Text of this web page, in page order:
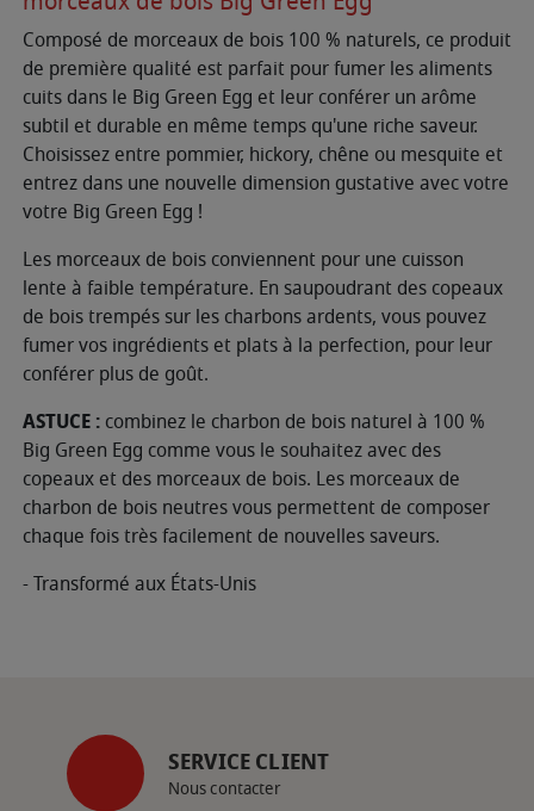
Composé de morceaux de bois 100 % naturels, ce produit
de première qualité est parfait pour fumer les aliments
cuits dans le Big Green Egg et leur conférer un arôme
subtil et durable en même temps qu'une riche saveur.
Choisissez entre pommier, hickory, chêne ou mesquite et
entrez dans une nouvelle dimension gustative avec votre
votre Big Green Egg !
Les morceaux de bois conviennent pour une cuisson
lente à faible température. En saupoudrant des copeaux
de bois trempés sur les charbons ardents, vous pouvez
fumer vos ingrédients et plats à la perfection, pour leur
conférer plus de goût.
ASTUCE : combinez le charbon de bois naturel à 100 %
Big Green Egg comme vous le souhaitez avec des
copeaux et des morceaux de bois. Les morceaux de
charbon de bois neutres vous permettent de composer
chaque fois très facilement de nouvelles saveurs.
- Transformé aux États-Unis
SERVICE CLIENT
Nous contacter